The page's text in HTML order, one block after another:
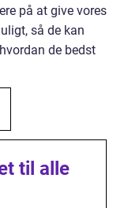
på at give vores
så de kan
de bedst
til alle